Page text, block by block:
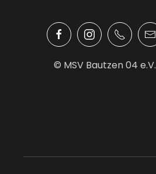
© MSV Bautzen 04 e.V.